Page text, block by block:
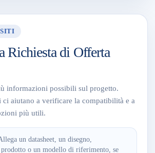
Richiesta di Offerta
informazioni possibili sul progetto.
aiutano a verificare la compatibilità e a
più utili.
un datasheet, un disegno,
o un modello di riferimento, se